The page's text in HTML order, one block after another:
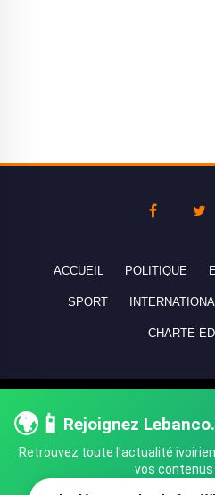
🌍📱 Rejoignez
Retrouvez toute l'actualité
vos
ACCUEIL POLITIQUE
SPORT INTERNATIONAL
CHARTE
réservés - All